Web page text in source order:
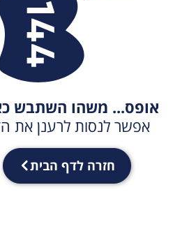
אופס... משהו השתבש
אפשר לנסות לרענן את
חזרה לדף הבית